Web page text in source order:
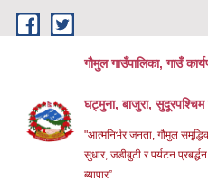
Skip to main content
गौमुल गाउँपालिका, गाउँ
घट्मुना, बाजुरा,
"आत्मनिर्भर जनता, गौमुल
सुधार, जडीबुटी र पर्यटन
ब्यापार”